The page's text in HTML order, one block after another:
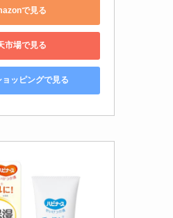
で見る
市場で見る
ッピングで見る